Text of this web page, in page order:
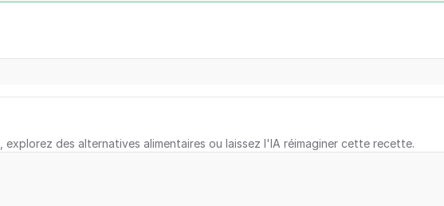
des alternatives alimentaires ou laissez l'IA réimaginer cette recette.